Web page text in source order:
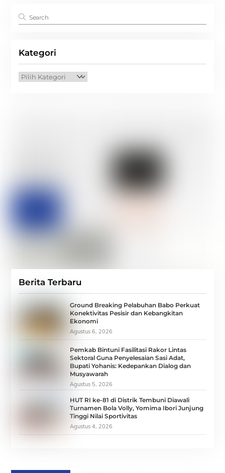
Kategori
Kategori
Berita Terbaru
Ground Breaking Pelabuhan Babo Perkuat
Konektivitas Pesisir dan Kebangkitan
Ekonomi
Agustus 6, 2026
Pemkab Bintuni Fasilitasi Rakor Lintas
Sektoral Guna Penyelesaian Sasi Adat,
Bupati Yohanis: Kedepankan Dialog dan
Musyawarah
Agustus 5, 2026
HUT RI ke-81 di Distrik Tembuni Diawali
Turnamen Bola Volly, Yomima Ibori Junjung
Tinggi Nilai Sportivitas
Agustus 4, 2026